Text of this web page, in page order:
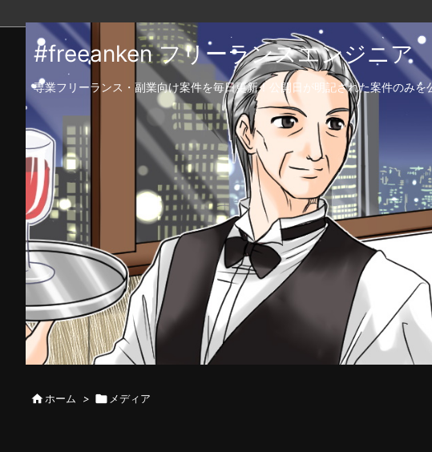
#freeanken フリーランスエンジニア
専業フリーランス・副業向け案件を毎日更新！公開日が明記された案件のみを
 ホーム >  メディア